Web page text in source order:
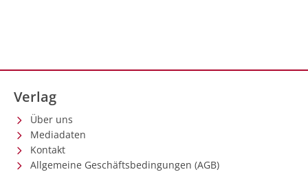
Verlag
Über uns
Mediadaten
Kontakt
Allgemeine Geschäftsbedingungen (AGB)